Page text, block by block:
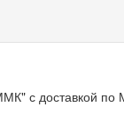
с доставкой по